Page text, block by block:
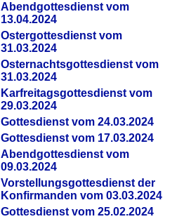
Abendgottesdienst vom
13.04.2024
Ostergottesdienst vom
31.03.2024
Osternachtsgottesdienst vom
31.03.2024
Karfreitagsgottesdienst vom
29.03.2024
Gottesdienst vom 24.03.2024
Gottesdienst vom 17.03.2024
Abendgottesdienst vom
09.03.2024
Vorstellungsgottesdienst der
Konfirmanden vom 03.03.2024
Gottesdienst vom 25.02.2024